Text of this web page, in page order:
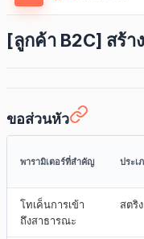
[ลูกค้า B2C] สร้
ขอส่วนหัว
พารามิเตอร์ที่สำคัญ ประเ
โทเค็นการเข้า
ถึงสาธารณะ
สตริง